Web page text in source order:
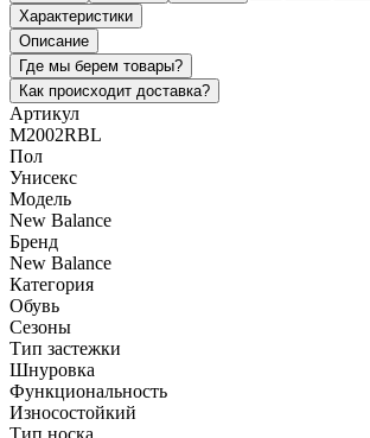
Характеристики
Описание
Где мы берем товары?
Как происходит доставка?
Артикул
M2002RBL
Пол
Унисекс
Модель
New Balance
Бренд
New Balance
Категория
Обувь
Сезоны
Тип застежки
Шнуровка
Функциональность
Износостойкий
Тип носка